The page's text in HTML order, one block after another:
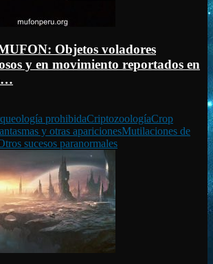
Objetos voladores
y en movimiento reportados en
prohibidaCriptozoologíaCrop
y otras aparicionesMutilaciones de
sucesos paranormales